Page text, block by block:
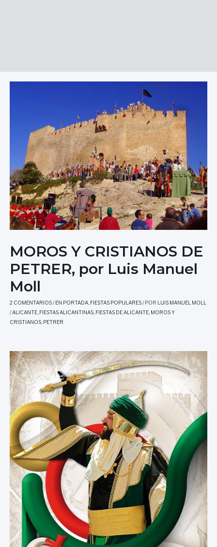
MOROS Y CRISTIANOS DE
PETRER, por Luis Manuel
Moll
2 COMENTARIOS/EN PORTADA, FIESTAS POPULARES/ POR LUIS MANUEL MOLL
/ALICANTE, FIESTAS ALICANTINAS, FIESTAS DE ALICANTE, MOROS Y
CRISTIANOS, PETRER